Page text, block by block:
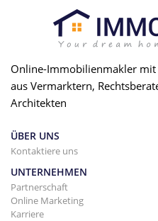
Online-Immobilienmakler
aus Vermarktern,
Architekten
ÜBER UNS
Kontaktiere uns
UNTERNEHMEN
Partnerschaft
Online Marketing
Karriere